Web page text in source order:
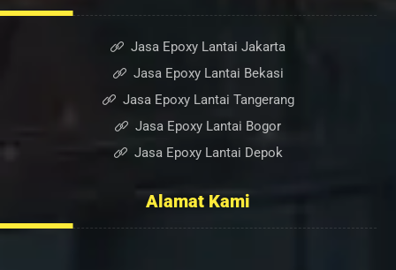
Jasa Epoxy Lantai Jakarta
Jasa Epoxy Lantai Bekasi
Jasa Epoxy Lantai Tangerang
Jasa Epoxy Lantai Bogor
Jasa Epoxy Lantai Depok
Alamat Kami